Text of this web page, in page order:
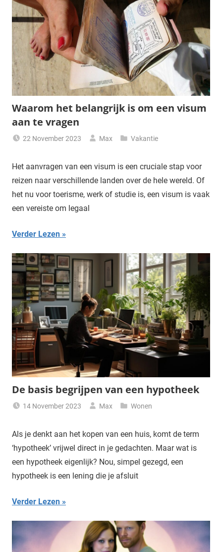
Waarom het belangrijk is om een visum
aan te vragen
22 November 2023 Max Vakantie
Het aanvragen van een visum is een cruciale stap voor
reizen naar verschillende landen over de hele wereld. Of
het nu voor toerisme, werk of studie is, een visum is vaak
een vereiste om legaal
Verder Lezen
De basis begrijpen van een hypotheek
14 November 2023 Max Wonen
Als je denkt aan het kopen van een huis, komt de term
‘hypotheek’ vrijwel direct in je gedachten. Maar wat is
een hypotheek eigenlijk? Nou, simpel gezegd, een
hypotheek is een lening die je afsluit
Verder Lezen